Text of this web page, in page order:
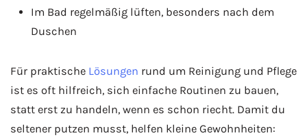
Im Bad regelmäßig lüften, besonders nach dem
Duschen
Für praktische Lösungen rund um Reinigung und Pflege
ist es oft hilfreich, sich einfache Routinen zu bauen,
statt erst zu handeln, wenn es schon riecht. Damit du
seltener putzen musst, helfen kleine Gewohnheiten: